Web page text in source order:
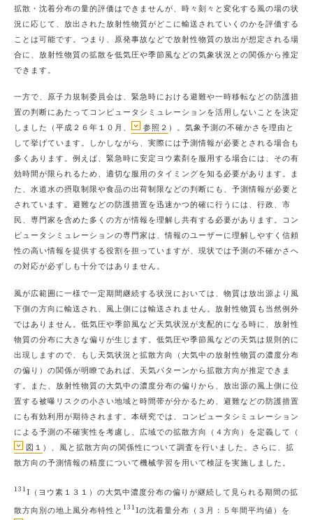
拡散・沈着分布の量的評価はできませんが、時々刻々と変化する風の場の状
況に応じて、放出された放射性物質がどこに輸送されていくのかを評価する
ことは可能です。つまり、原発事故などで放射性物質の放出が想定される場
合に、放射性物質の拡散を低気圧や季節風などの気象状況との関係から推定
できます。
一方で、原子力規制委員会は、緊急時における避難や一時移転などの防護措
置の判断にあたってコンピュータシミュレーションを活用しないことを決定
しました（平成２６年１０月、
参照２ ）。気象予測の不確かさを理由と
して挙げています。しかしながら、実際には予測情報が必要とされる場合も
多くあります。例えば、緊急時に安定ヨウ素剤を服用する場合には、その有
効時間が限られるため、適切な服用のタイミングを知る必要があります。ま
た、水道水の摂取制限や食品の出荷制限などの判断にも、予測情報が必要と
されています。避難などの防護措置を迅速かつ的確に行うには、行政、市
民、専門家を含めた多くの方が情報を理解し共有する必要があります。コン
ピュータシミュレーションの専門家は、情報のユーザーに理解しやすく信頼
性の高い情報を提供する役割を担っていますが、現状では予測の不確かさへ
の対応が必ずしも十分ではありません。
風が広範囲に一様で一定期間継続する状況においては、物質は放出源より風
下側の方向に輸送され、風上側には輸送されません。放射性物質も当然例外
ではありません。低気圧や季節風など天気状況が支配的になる時に、放射性
物質の分布に大きな偏りが生じます。低気圧や季節風などの天気は規則的に
出現しますので、もし天気状況と拡散方向（大気中の放射性物質の濃度分布
の偏り）の関係が明瞭であれば、天気パターンから拡散方向が推定できま
す。また、放射性物質の大気中の濃度分布の偏りから、放出源の風上側に位
置する被曝リスクの小さい地域と時間帯が分かるため、避難などの防護措置
にも有効利用が期待されます。本研究では、コンピュータシミュレーション
による予測の不確実性を考慮し、広域での拡散方向（４方向）を定義して（
図１ ）、風と拡散方向の関係性について調査を行いました。さらに、拡
散方向の予測情報の精度について機械学習を用いて検証を実施しました。
131 I（ヨウ素１３１）の大気中濃度分布の偏りが継続して見られる期間の拡
散方向別の地上風分布特性と 131 Iの沈着量分布（３月：５年間平均値）を